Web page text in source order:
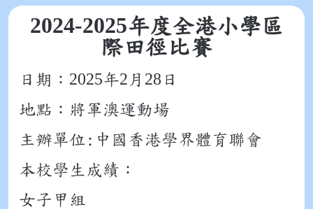
2024-2025年度全港小學區
際田徑比賽
日期： 2025年2 月 28 日
地點：將軍澳運動場
主辦單位:中國香港學界體育聯會
本校學生成績：
女子甲組